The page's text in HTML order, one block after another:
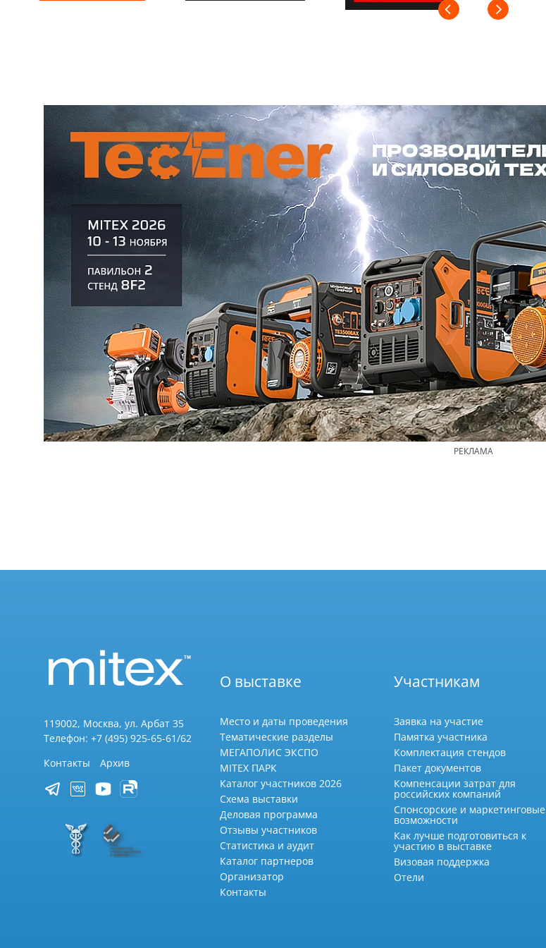
РЕКЛАМА
119002, Москва, ул. Арбат 35
Телефон: +7 (495) 925-65-61/62
Контакты
Архив
О выставке
Место и даты проведения
Тематические разделы
МЕГАПОЛИС ЭКСПО
MITEX ПАРК
Каталог участников 2026
Схема выставки
Деловая программа
Отзывы участников
Статистика и аудит
Каталог партнеров
Организатор
Контакты
Участникам
Заявка на участие
Памятка участника
Комплектация стендов
Пакет документов
Компенсации затрат для
российских компаний
Спонсорские и маркетинговые
возможности
Как лучше подготовиться к
участию в выставке
Визовая поддержка
Отели